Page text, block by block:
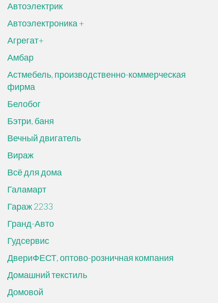
Автоэлектрик
Автоэлектроника +
Агрегат+
Амбар
Астмебель, производственно-коммерческая
фирма
Белобог
Бэтри, баня
Вечный двигатель
Вираж
Всё для дома
Галамарт
Гараж 2233
Гранд-Авто
Гудсервис
ДвериФЕСТ, оптово-розничная компания
Домашний текстиль
Домовой